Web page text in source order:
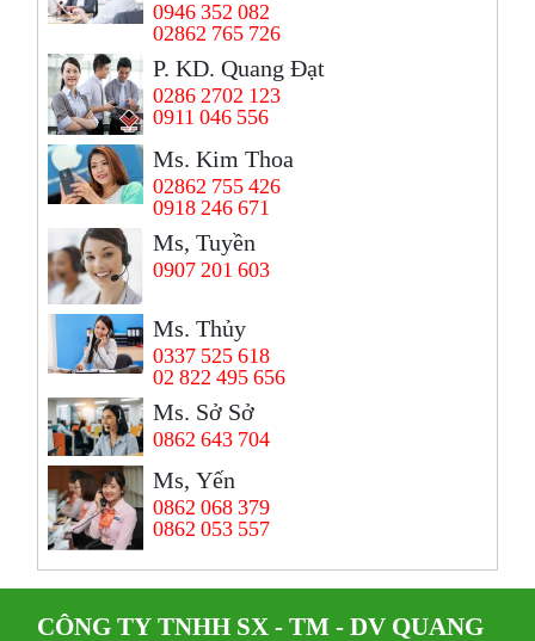
0946 352 082
02862 765 726
P. KD. Quang Đạt
0286 2702 123
0911 046 556
Ms. Kim Thoa
02862 755 426
0918 246 671
Ms, Tuyền
0907 201 603
Ms. Thủy
0337 525 618
02 822 495 656
Ms. Sở Sở
0862 643 704
Ms, Yến
0862 068 379
0862 053 557
CÔNG TY TNHH SX - TM - DV QUANG